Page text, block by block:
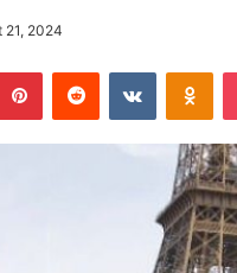
21, 2024
PinterestReddit VKontakte